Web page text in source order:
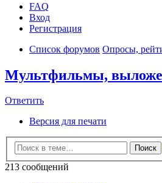
FAQ
Вход
Регистрация
Список форумов Опросы,
Мультфильмы,
Ответить
Версия для печати
Поиск
213 сообщений